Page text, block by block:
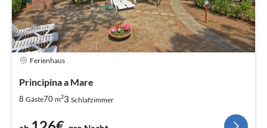
Ferienhaus
Principina a Mare
8 Gäste70 m23 Schlafzimmer